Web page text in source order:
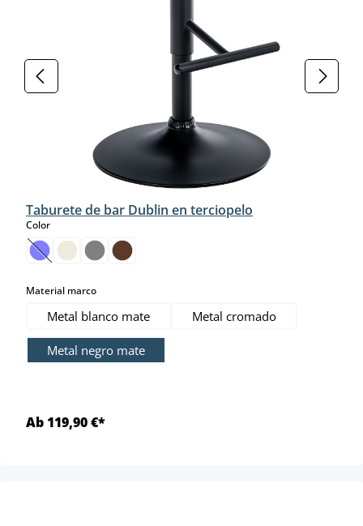
Taburete de bar Dublin en terciopelo
Colorselect
(Esta opción no está disponible en este momento.)
Material marcoselect
Metal blanco mate Metal cromado
Metal negro mate
Ab 119,90 €*